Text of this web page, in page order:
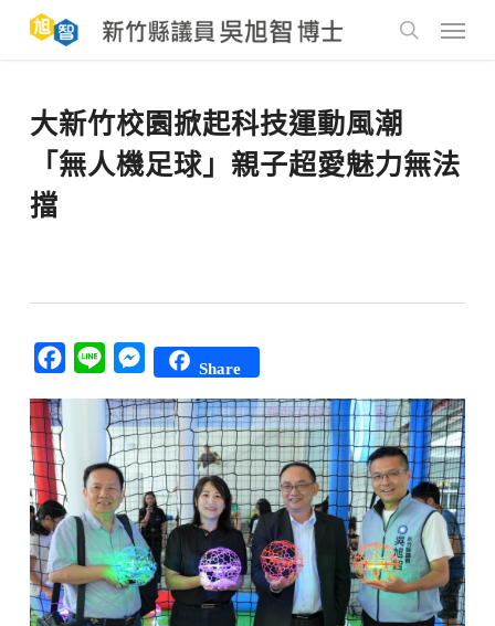
main
Menu
大新竹校園掀起科技運動風潮
「無人機足球」親子超愛魅力無法
擋
Facebook
Line Messenger
Share